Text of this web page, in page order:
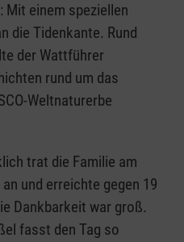
Mit einem speziellen
die Tidenkante. Rund
der Wattführer
rund um das
Weltnaturerbe
trat die Familie am
und erreichte gegen 19
Dankbarkeit war groß.
fasst den Tag so